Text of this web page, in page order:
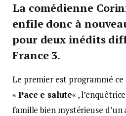
La comédienne
enfile donc à
pour deux inédits
France 3.
Le premier est programmé ce
« Pace e salute« ,
famille bien mystérieuse d’un